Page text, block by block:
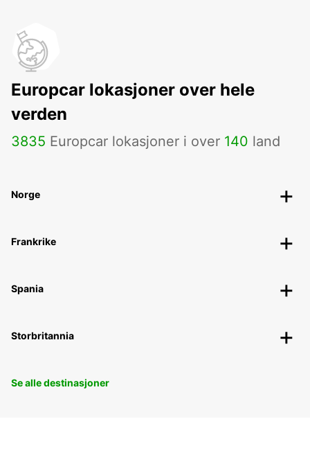
Europcar lokasjoner over hele
verden
3835 Europcar lokasjoner i over 140 land
Norge
Frankrike
Spania
Storbritannia
Se alle destinasjoner